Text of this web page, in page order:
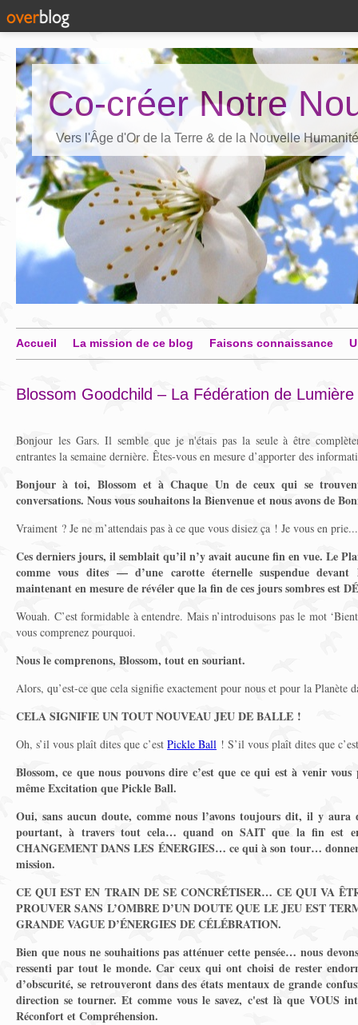
Co-créer Notre
Vers l'Âge d'Or de la Terre & de la Nouvelle Humanité
Accueil La mission de ce blog Faisons connaissance
Blossom Goodchild – La Fédération de
Bonjour les Gars. Il semble que je n'étais pas la seule à être
entrantes la semaine dernière. Êtes-vous en mesure d’apporter des
Bonjour à toi, Blossom et à Chaque Un de ceux qui se
conversations. Nous vous souhaitons la Bienvenue et nous avons de
Vraiment ? Je ne m’attendais pas à ce que vous disiez ça ! Je vous en
Ces derniers jours, il semblait qu’il n’y avait aucune fin en vue. Le
comme vous dites — d’une carotte éternelle suspendue devant
maintenant en mesure de révéler que la fin de ces jours sombres est
Wouah. C’est formidable à entendre. Mais n’introduisons pas le mot
vous comprenez pourquoi.
Nous le comprenons, Blossom, tout en souriant.
Alors, qu’est-ce que cela signifie exactement pour nous et pour la Planète
CELA SIGNIFIE UN TOUT NOUVEAU JEU DE BALLE !
Oh, s’il vous plaît dites que c’est Pickle Ball ! S’il vous plaît dites que
Blossom, ce que nous pouvons dire c’est que ce qui est à venir
même Excitation que Pickle Ball.
Oui, sans aucun doute, comme nous l’avons toujours dit, il y aura
pourtant, à travers tout cela… quand on SAIT que la fin est
CHANGEMENT DANS LES ÉNERGIES… ce qui à son tour…
mission.
CE QUI EST EN TRAIN DE SE CONCRÉTISER… CE QUI VA
PROUVER SANS L’OMBRE D’UN DOUTE QUE LE JEU EST
GRANDE VAGUE D’ÉNERGIES DE CÉLÉBRATION.
Bien que nous ne souhaitions pas atténuer cette pensée… nous
ressenti par tout le monde. Car ceux qui ont choisi de rester
d’obscurité, se retrouveront dans des états mentaux de grande
direction se tourner. Et comme vous le savez, c'est là que VOUS
Réconfort et Compréhension.